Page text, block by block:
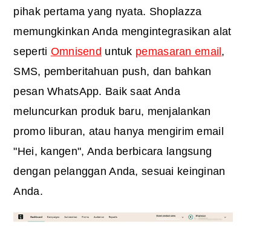
pihak pertama yang nyata. Shoplazza
memungkinkan Anda mengintegrasikan alat
seperti Omnisend untuk pemasaran email,
SMS, pemberitahuan push, dan bahkan
pesan WhatsApp. Baik saat Anda
meluncurkan produk baru, menjalankan
promo liburan, atau hanya mengirim email
"Hei, kangen", Anda berbicara langsung
dengan pelanggan Anda, sesuai keinginan
Anda.